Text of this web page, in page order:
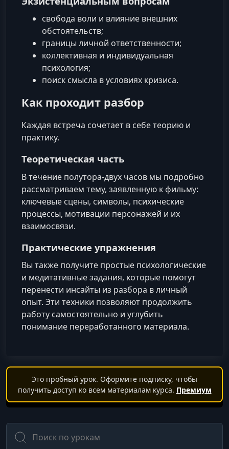
свобода воли и влияние внешних
обстоятельств;
границы личной ответственности;
коллективная и индивидуальная
психология;
поиск смысла в условиях кризиса.
Как проходит разбор
Каждая встреча сочетает в себе теорию и
практику.
Теоретическая часть
В течение полутора-двух часов мы подробно
рассматриваем тему, заявленную к фильму:
ключевые сцены, символы, психические
процессы, мотивации персонажей и их
взаимосвязи.
Практические упражнения
Вы также получите простые психологические
и медитативные задания, которые помогут
перенести инсайты из разбора в личный
опыт. Эти техники позволяют продолжить
работу самостоятельно и углубить
понимание переработанного материала.
Это пробный урок. Оформите подписку, чтобы
получить доступ ко всем материалам курса. Премиум
Поиск